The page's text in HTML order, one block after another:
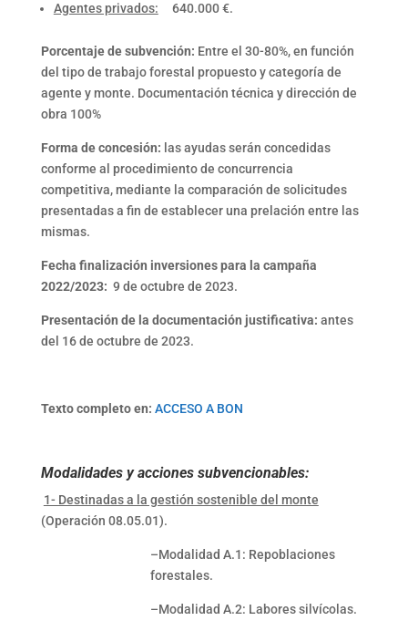
Agentes privados: 640.000 €.
Porcentaje de subvención: Entre el 30-80%, en función
del tipo de trabajo forestal propuesto y categoría de
agente y monte. Documentación técnica y dirección de
obra 100%
Forma de concesión: las ayudas serán concedidas
conforme al procedimiento de concurrencia
competitiva, mediante la comparación de solicitudes
presentadas a fin de establecer una prelación entre las
mismas.
Fecha finalización inversiones para la campaña
2022/2023: 9 de octubre de 2023.
Presentación de la documentación justificativa: antes
del 16 de octubre de 2023.
Texto completo en: ACCESO A BON
Modalidades y acciones subvencionables:
1- Destinadas a la gestión sostenible del monte
(Operación 08.05.01).
–Modalidad A.1: Repoblaciones
forestales.
–Modalidad A.2: Labores silvícolas.